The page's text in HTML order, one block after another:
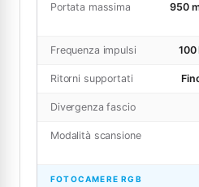
Portata massima
950
Frequenza impulsi 100
Ritorni supportati
Divergenza fascio
Modalità scansione
FOTOCAMERE RGB